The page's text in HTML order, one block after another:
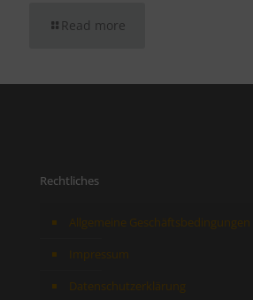
Read more
Rechtliches
Allgemeine Geschäftsbedingungen
Impressum
Datenschutzerklärung